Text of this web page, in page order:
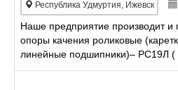
Республика Удмуртия, Ижевск
Наше предприятие производит и
опоры качения роликовые
линейные подшипники)– РС19Л (
RUS19069 ), РС19Т ( ЛОК19Т,